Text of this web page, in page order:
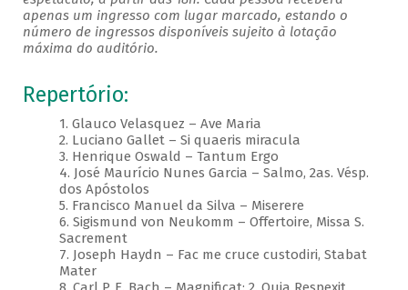
apenas um ingresso com lugar marcado, estando o
número de ingressos disponíveis sujeito à lotação
máxima do auditório.
Repertório:
1. Glauco Velasquez – Ave Maria
2. Luciano Gallet – Si quaeris miracula
3. Henrique Oswald – Tantum Ergo
4. José Maurício Nunes Garcia – Salmo, 2as. Vésp.
dos Apóstolos
5. Francisco Manuel da Silva – Miserere
6. Sigismund von Neukomm – Offertoire, Missa S.
Sacrement
7. Joseph Haydn – Fac me cruce custodiri, Stabat
Mater